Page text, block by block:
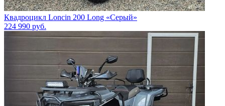
Квадроцикл Loncin 200 Long «Серый»
224 990 руб.